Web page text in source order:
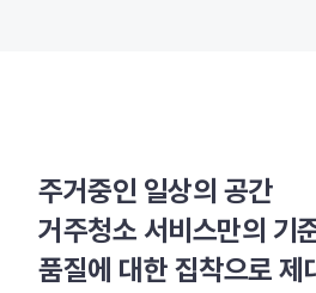
주거중인 일상의 공간
거주청소 서비스만의 기
품질에 대한 집착으로 제